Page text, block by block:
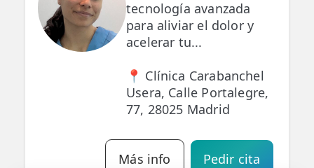
tecnología avanzada
para aliviar el dolor y
acelerar tu...
📍 Clínica Carabanchel
Usera, Calle Portalegre,
77, 28025 Madrid
Más info Pedir cita